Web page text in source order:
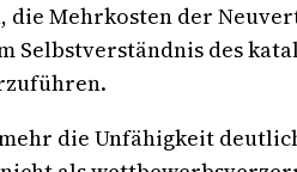
Mehrkosten der
Selbstverständnis des
die Unfähigkeit